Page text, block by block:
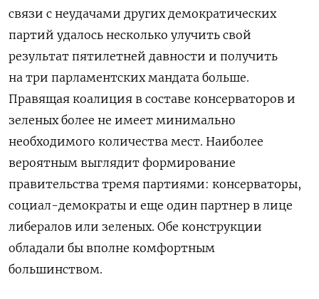
связи с неудачами других демократических
партий удалось несколько улучить свой
результат пятилетней давности и получить
на три парламентских мандата больше.
Правящая коалиция в составе консерваторов и
зеленых более не имеет минимально
необходимого количества мест. Наиболее
вероятным выглядит формирование
правительства тремя партиями: консерваторы,
социал-демократы и еще один партнер в лице
либералов или зеленых. Обе конструкции
обладали бы вполне комфортным
большинством.